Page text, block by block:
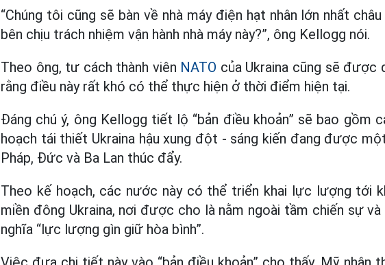
“Chúng tôi cũng sẽ bàn về nhà máy điện hạt nhân lớn nhất
bên chịu trách nhiệm vận hành nhà máy này?”, ông Kellogg nói.
Theo ông, tư cách thành viên NATO của Ukraina cũng sẽ được
rằng điều này rất khó có thể thực hiện ở thời điểm hiện tại.
Đáng chú ý, ông Kellogg tiết lộ “bản điều khoản” sẽ bao gồm
hoạch tái thiết Ukraina hậu xung đột - sáng kiến đang được
Pháp, Đức và Ba Lan thúc đẩy.
Theo kế hoạch, các nước này có thể triển khai lực lượng tới
miền đông Ukraina, nơi được cho là nằm ngoài tầm chiến sự
nghĩa “lực lượng gìn giữ hòa bình”.